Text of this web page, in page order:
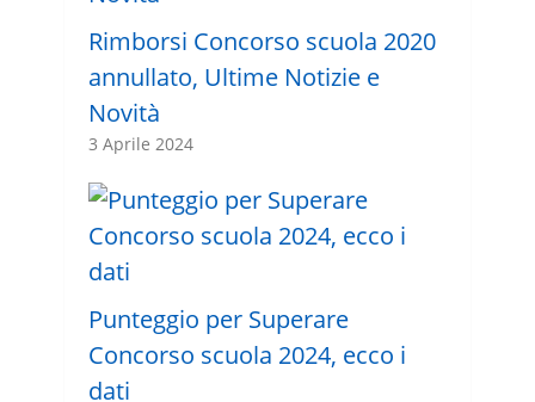
Rimborsi Concorso scuola 2020
annullato, Ultime Notizie e
Novità
3 Aprile 2024
Punteggio per Superare
Concorso scuola 2024, ecco i
dati